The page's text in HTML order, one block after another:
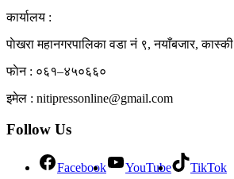
कार्यालय :
पाेखरा महानगरपालिका वडा नं ९, नयाँबजार, कास्की
फाेन : ०६१–४५०६६०
इमेल : nitipressonline@gmail.com
Follow Us
Facebook YouTube
TikTok